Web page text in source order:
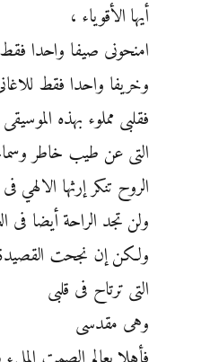
أيها الأقوياء ،
امنحونى صيفا واحدا
وخريفا واحدا فقط
فقلبى مملوء بهذه الموسيقى
التى عن طيب خاطر
الروح تنكر إرثها الالهي
ولن تجد الراحة أيضا فى
ولكن إن نجحت
التى ترتاح فى قلبى
وهى مقدسى